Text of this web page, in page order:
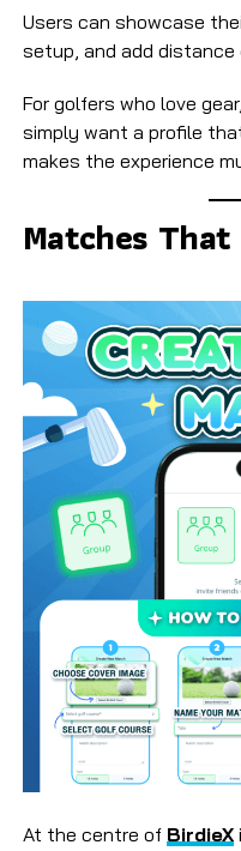
Users can showcase
setup, and add
For golfers who love
simply want a profile
makes the experience
Matches
At the centre of BirdieX